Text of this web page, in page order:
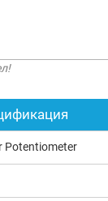
Potentiometer